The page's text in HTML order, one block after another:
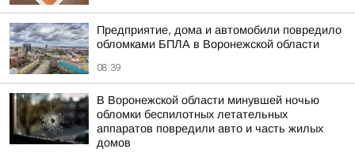
Предприятие, дома и автомобили повредило
обломками БПЛА в Воронежской области
08:39
В Воронежской области минувшей ночью
обломки беспилотных летательных
аппаратов повредили авто и часть жилых
домов